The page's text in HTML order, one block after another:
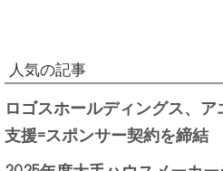
人気の記事
ロゴスホールディングス、
支援=スポンサー契約を締結